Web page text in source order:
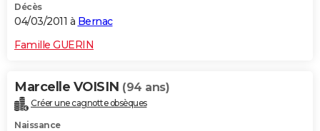
Décès
04/03/2011 à Bernac
Famille GUERIN
Marcelle VOISIN (94 ans)
Créer une cagnotte obsèques
Naissance